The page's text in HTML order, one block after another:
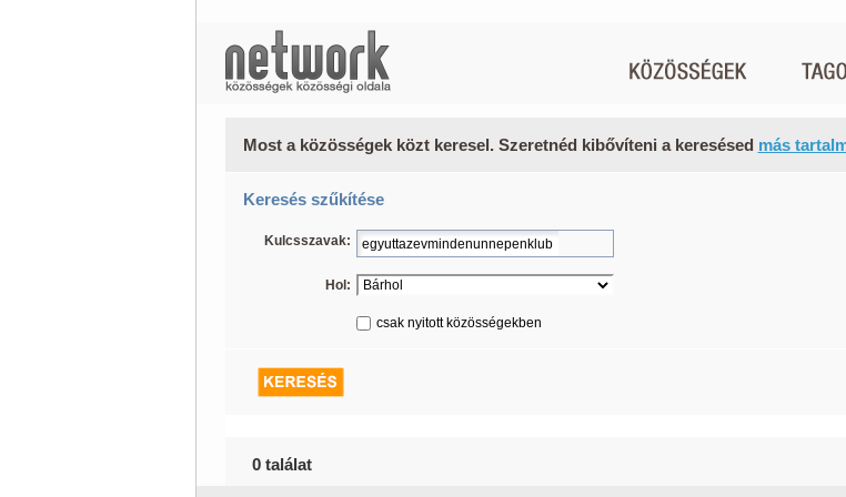
Most a közösségek közt keresel. Szeretnéd kibővíteni a keresésed más
Keresés szűkítése
Kulcsszavak:
Hol:
csak nyitott közösségekben
0 találat